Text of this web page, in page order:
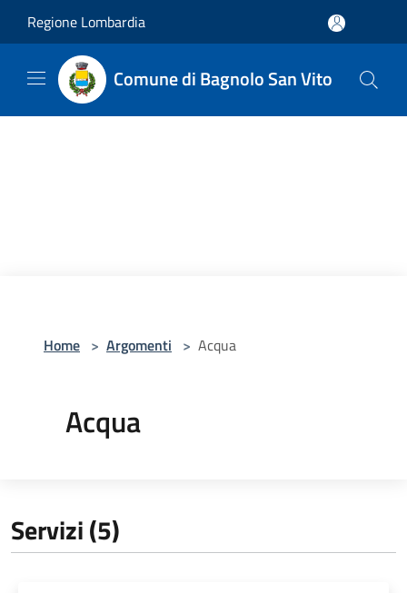
Regione Lombardia
Comune di Bagnolo San Vito
Home > Argomenti > Acqua
Acqua
Servizi (5)